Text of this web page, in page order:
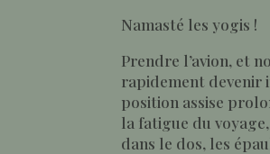
Namasté les yogis !
Prendre l’avion, et
rapidement devenir
position assise
la fatigue du
dans le dos, les